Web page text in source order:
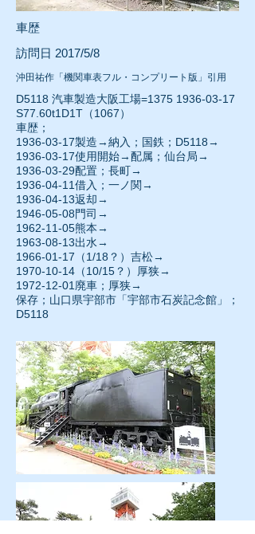
車歴
訪問日 2017/5/8
沖田祐作「機関車表フル・コンプリート版」引用
D5118 汽車製造大阪工場=1375 1936-03-17
S77.60t1D1T（1067）
車歴；
1936-03-17製造→納入；国鉄；D5118→
1936-03-17使用開始→配属；仙台局→
1936-03-29配置；長町→
1936-04-11借入；一ノ関→
1936-04-13返却→
1946-05-08門司→
1962-11-05熊本→
1963-08-13出水→
1966-01-17（1/18？）吉松→
1970-10-14 （10/15？）厚狭→
1972-12-01廃車；厚狭→
保存；山口県宇部市「宇部市石炭記念館」；
D5118